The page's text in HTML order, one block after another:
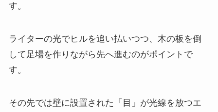
す。
ライターの光でヒルを追い払いつつ、木の板を倒
して足場を作りながら先へ進むのがポイントで
す。
その先では壁に設置された「目」が光線を放つエ